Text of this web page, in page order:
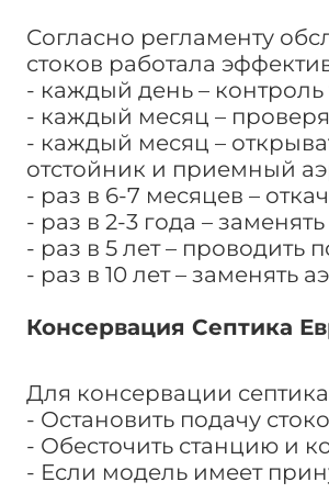
Согласно регламенту
стоков работала
- каждый день –
- каждый месяц –
- каждый месяц –
отстойник и приемный
- раз в 6-7 месяцев –
- раз в 2-3 года –
- раз в 5 лет – проводить
- раз в 10 лет – заменять
Консервация Септика
Для консервации
- Остановить подачу
- Обесточить станцию и
- Если модель имеет